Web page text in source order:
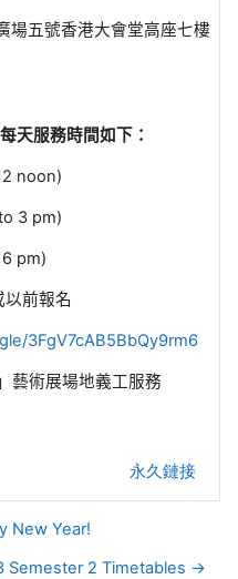
場五號香港大會堂高座七樓
天服務時間如下：
noon)
3 pm)
pm)
以前報名
3FgV7cAB5BbQy9rm6
藝術展場地義工服務
永久鏈接
New Year!
Semester 2 Timetables →